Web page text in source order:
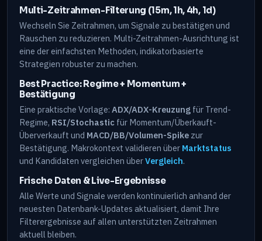
Multi-Zeitrahmen-Filterung (15m, 1h, 4h, 1d)
Wechseln Sie Zeitrahmen, um Signale zu bestätigen und
Rauschen zu reduzieren. Multi-Zeitrahmen-Ausrichtung ist
eine der einfachsten Methoden, indikatorbasierte
Strategien robuster zu machen.
Best Practice: Regime + Momentum +
Bestätigung
Eine praktische Vorlage: ADX/ADX-Kreuzung für Trend-
Regime, RSI/Stochastic für Momentum/Überkauft-
Überverkauft und MACD/BB/Volumen-Spike zur
Bestätigung. Makrokontext validieren über Marktstatus
und Kandidaten vergleichen überVergleich.
Frische Daten & Live-Ergebnisse
Alle Werte und Signale werden kontinuierlich anhand der
neuesten Datenbank-Updates aktualisiert, damit Ihre
Filterergebnisse auf allen unterstützten Zeitrahmen
aktuell bleiben.